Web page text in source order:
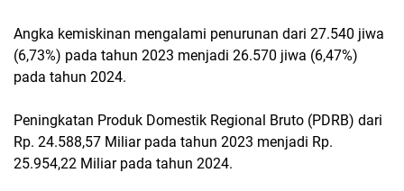
Angka kemiskinan mengalami penurunan dari 27.540 jiwa
(6,73%) pada tahun 2023 menjadi 26.570 jiwa (6,47%)
pada tahun 2024.
Peningkatan Produk Domestik Regional Bruto (PDRB) dari
Rp. 24.588,57 Miliar pada tahun 2023 menjadi Rp.
25.954,22 Miliar pada tahun 2024.